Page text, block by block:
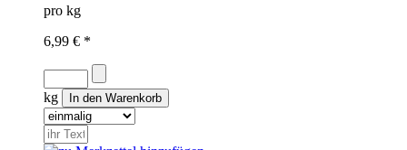
pro kg
6,99 € *
kg